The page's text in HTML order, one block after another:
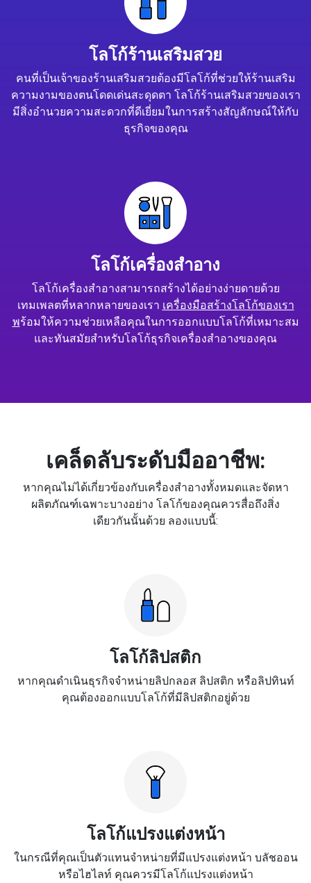
โลโก้ร้านเสริมสวย
คนที่เป็นเจ้าของร้านเสริมสวยต้องมีโลโก้ที่ช่วยให้ร้านเสริม
ความงามของตนโดดเด่นสะดุดตา โลโก้ร้านเสริมสวยของเรา
มีสิ่งอำนวยความสะดวกที่ดีเยี่ยมในการสร้างสัญลักษณ์ให้กับ
ธุรกิจของคุณ
โลโก้เครื่องสำอาง
โลโก้เครื่องสำอางสามารถสร้างได้อย่างง่ายดายด้วย
เทมเพลตที่หลากหลายของเรา เครื่องมือสร้างโลโก้ของเรา
พร้อมให้ความช่วยเหลือคุณในการออกแบบโลโก้ที่เหมาะสม
และทันสมัยสำหรับโลโก้ธุรกิจเครื่องสำอางของคุณ
เคล็ดลับระดับมืออาชีพ:
หากคุณไม่ได้เกี่ยวข้องกับเครื่องสำอางทั้งหมดและจัดหา
ผลิตภัณฑ์เฉพาะบางอย่าง โลโก้ของคุณควรสื่อถึงสิ่ง
เดียวกันนั้นด้วย ลองแบบนี้:
โลโก้ลิปสติก
หากคุณดำเนินธุรกิจจำหน่ายลิปกลอส ลิปสติก หรือลิปทินท์
คุณต้องออกแบบโลโก้ที่มีลิปสติกอยู่ด้วย
โลโก้แปรงแต่งหน้า
ในกรณีที่คุณเป็นตัวแทนจำหน่ายที่มีแปรงแต่งหน้า บลัชออน
หรือไฮไลท์ คุณควรมีโลโก้แปรงแต่งหน้า